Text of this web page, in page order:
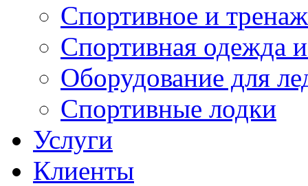
Спортивное и
Спортивная одежда
Оборудование для
Спортивные лодки
Услуги
Клиенты